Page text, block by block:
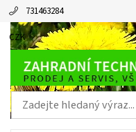
731463284
CZK